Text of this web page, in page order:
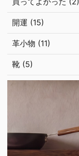
開運 (15)
革小物 (11)
靴 (5)